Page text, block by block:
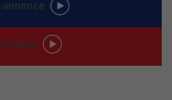
ligne